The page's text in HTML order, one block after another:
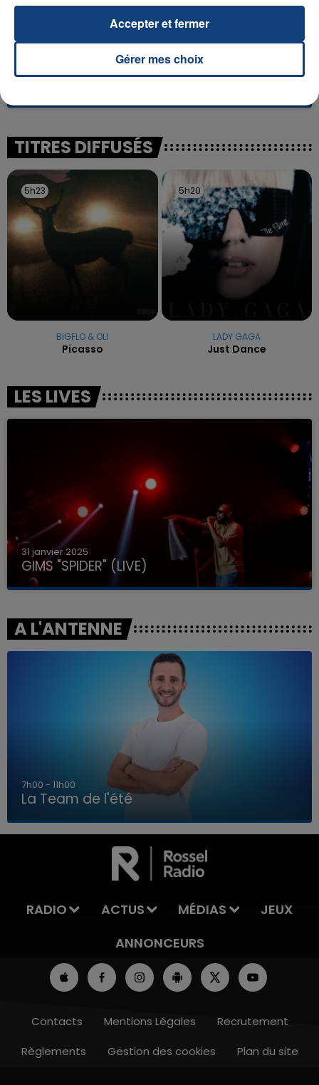
LA TEAM DE L'ÉTÉ
UNE ADOLESCENTE DEVANT SE FAIRE
La famille a porté plainte contre la clinique qui a
excuses.
TITRES DIFFUSÉS
5h23
5h23
BIGFLO & OLI
Picasso
5h20
5h20
LADY GAGA
Just Dance
LES LIVES
31 janvier 2025
GIMS "SPIDER" (LIVE)
A L'ANTENNE
7h00 - 11h00
La Team de l'été
RADIO ACTUS MÉDIAS
JEUX
ANNONCEURS
Contacts Mentions Légales
Recrutement
Règlements
Gestion des cookies Plan du site
Gérer mes choix
Accepter et fermer